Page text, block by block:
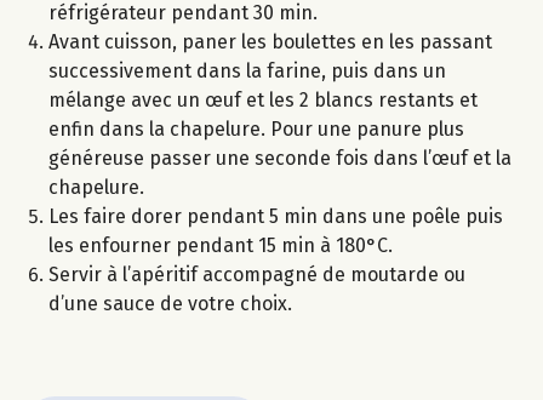
réfrigérateur pendant 30 min.
Avant cuisson, paner les boulettes en les passant
successivement dans la farine, puis dans un
mélange avec un œuf et les 2 blancs restants et
enfin dans la chapelure. Pour une panure plus
généreuse passer une seconde fois dans l’œuf et la
chapelure.
Les faire dorer pendant 5 min dans une poêle puis
les enfourner pendant 15 min à 180°C.
Servir à l’apéritif accompagné de moutarde ou
d’une sauce de votre choix.